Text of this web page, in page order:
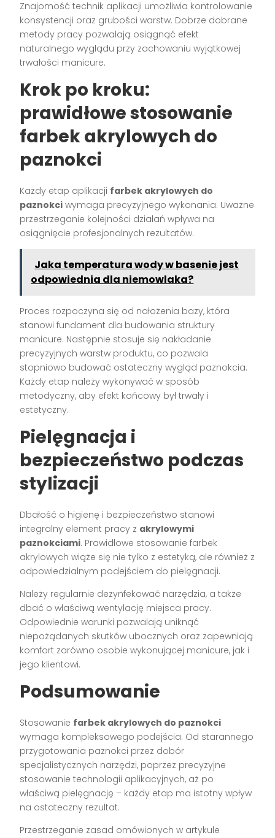
Znajomość technik aplikacji umożliwia kontrolowanie
konsystencji oraz grubości warstw. Dobrze dobrane
metody pracy pozwalają osiągnąć efekt
naturalnego wyglądu przy zachowaniu wyjątkowej
trwałości manicure.
Krok po kroku:
prawidłowe stosowanie
farbek akrylowych do
paznokci
Każdy etap aplikacji farbek akrylowych do
paznokci wymaga precyzyjnego wykonania. Uważne
przestrzeganie kolejności działań wpływa na
osiągnięcie profesjonalnych rezultatów.
Jaka temperatura wody w basenie jest
odpowiednia dla niemowlaka?
Proces rozpoczyna się od nałożenia bazy, która
stanowi fundament dla budowania struktury
manicure. Następnie stosuje się nakładanie
precyzyjnych warstw produktu, co pozwala
stopniowo budować ostateczny wygląd paznokcia.
Każdy etap należy wykonywać w sposób
metodyczny, aby efekt końcowy był trwały i
estetyczny.
Pielęgnacja i
bezpieczeństwo podczas
stylizacji
Dbałość o higienę i bezpieczeństwo stanowi
integralny element pracy z akrylowymi
paznokciami. Prawidłowe stosowanie farbek
akrylowych wiąże się nie tylko z estetyką, ale również z
odpowiedzialnym podejściem do pielęgnacji.
Należy regularnie dezynfekować narzędzia, a także
dbać o właściwą wentylację miejsca pracy.
Odpowiednie warunki pozwalają uniknąć
niepożądanych skutków ubocznych oraz zapewniają
komfort zarówno osobie wykonującej manicure, jak i
jego klientowi.
Podsumowanie
Stosowanie farbek akrylowych do paznokci
wymaga kompleksowego podejścia. Od starannego
przygotowania paznokci przez dobór
specjalistycznych narzędzi, poprzez precyzyjne
stosowanie technologii aplikacyjnych, aż po
właściwą pielęgnację – każdy etap ma istotny wpływ
na ostateczny rezultat.
Przestrzeganie zasad omówionych w artykule